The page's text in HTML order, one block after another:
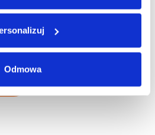
Odmowa
– co należy o